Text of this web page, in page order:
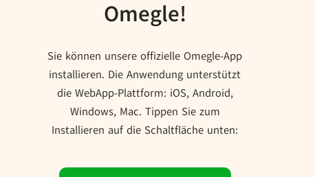
Omegle!
Sie können unsere offizielle Omegle-App
installieren. Die Anwendung unterstützt
die WebApp-Plattform: iOS, Android,
Windows, Mac. Tippen Sie zum
Installieren auf die Schaltfläche unten: